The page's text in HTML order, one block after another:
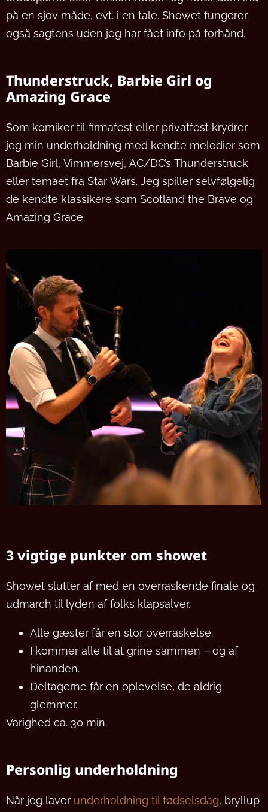
på en sjov måde, evt. i en tale. Showet fungerer
også sagtens uden jeg har fået info på forhånd.
Thunderstruck, Barbie Girl og
Amazing Grace
Som komiker til firmafest eller privatfest krydrer
jeg min underholdning med kendte melodier som
Barbie Girl, Vimmersvej, AC/DC’s Thunderstruck
eller temaet fra Star Wars. Jeg spiller selvfølgelig
de kendte klassikere som Scotland the Brave og
Amazing Grace.
3 vigtige punkter om showet
Showet slutter af med en overraskende finale og
udmarch til lyden af folks klapsalver.
Alle gæster får en stor overraskelse.
I kommer alle til at grine sammen – og af
hinanden.
Deltagerne får en oplevelse, de aldrig
glemmer.
Varighed ca. 30 min.
Personlig underholdning
Når jeg laver underholdning til fødselsdag, bryllup